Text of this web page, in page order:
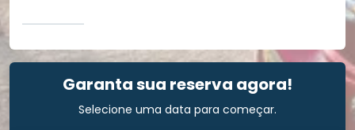
Garanta sua reserva agora!
Selecione uma data para começar.